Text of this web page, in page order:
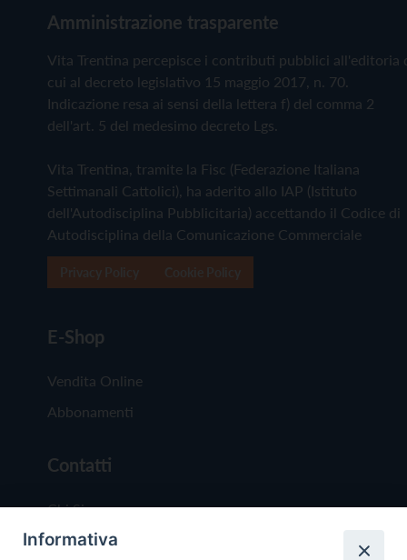
Amministrazione trasparente
Vita Trentina percepisce i contributi pubblici all'editoria
cui al decreto legislativo 15 maggio 2017, n. 70.
Indicazione resa ai sensi della lettera f) del comma 2
dell'art. 5 del medesimo decreto Lgs.
Vita Trentina, tramite la Fisc (Federazione Italiana
Settimanali Cattolici), ha aderito allo IAP (Istituto
dell'Autodisciplina Pubblicitaria) accettando il Codice di
Autodisciplina della Comunicazione Commerciale
E-Shop
Vendita Online
Abbonamenti
Contatti
Chi Siamo
Redazione
Informativa